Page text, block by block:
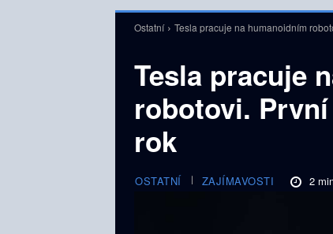
Ostatní Tesla pracuje na humanoidním
Tesla pracuje
robotovi.
rok
OSTATNÍ ZAJÍMAVOSTI 2